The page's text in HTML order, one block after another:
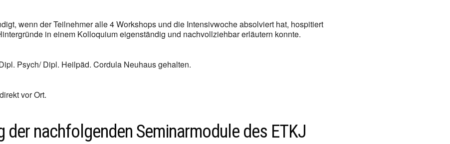
wenn der Teilnehmer alle 4 Workshops und die Intensivwoche absolviert hat, hospitiert
in einem Kolloquium eigenständig und nachvollziehbar erläutern konnte.
Psych/ Dipl. Heilpäd. Cordula Neuhaus gehalten.
vor Ort.
der nachfolgenden Seminarmodule des ETKJ